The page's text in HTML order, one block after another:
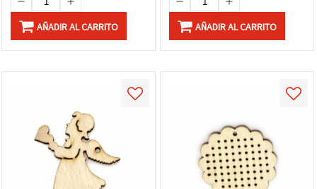
AÑADIR AL CARRITO AÑADIR AL CARRITO